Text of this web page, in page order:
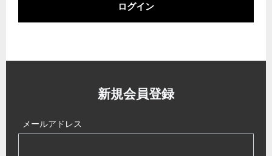
ログイン
新規会員登録
メールアドレス